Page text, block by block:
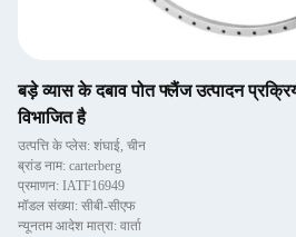
बड़े व्यास के दबाव पोत फ्लैंज उत्पादन
विभाजित है
उत्पत्ति के प्लेस: शंघाई, चीन
ब्रांड नाम: carterberg
प्रमाणन: IATF16949
मॉडल संख्या: सीबी-सीएफ
न्यूनतम आदेश मात्रा: वार्ता